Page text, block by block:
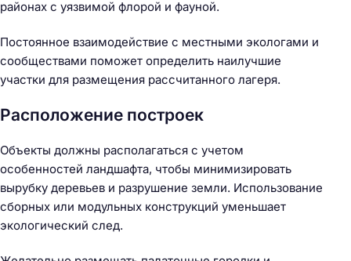
районах с уязвимой флорой и фауной.
Постоянное взаимодействие с местными экологами и
сообществами поможет определить наилучшие
участки для размещения рассчитанного лагеря.
Расположение построек
Объекты должны располагаться с учетом
особенностей ландшафта, чтобы минимизировать
вырубку деревьев и разрушение земли. Использование
сборных или модульных конструкций уменьшает
экологический след.